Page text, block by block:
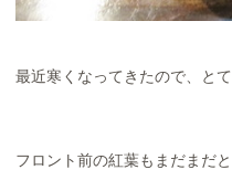
最近寒くなってきたので、と
フロント前の紅葉もまだまだ